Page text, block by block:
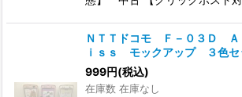
ＮＴＴドコモ Ｆ－０３Ｄ
ｉｓｓ モックアップ ３色セ
999円(税込)
在庫数 在庫なし